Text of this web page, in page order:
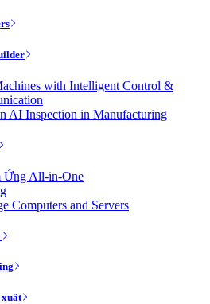
with Intelligent Control &
AI Inspection in Manufacturing
Ứng All-in-One
Computers and Servers
xuất